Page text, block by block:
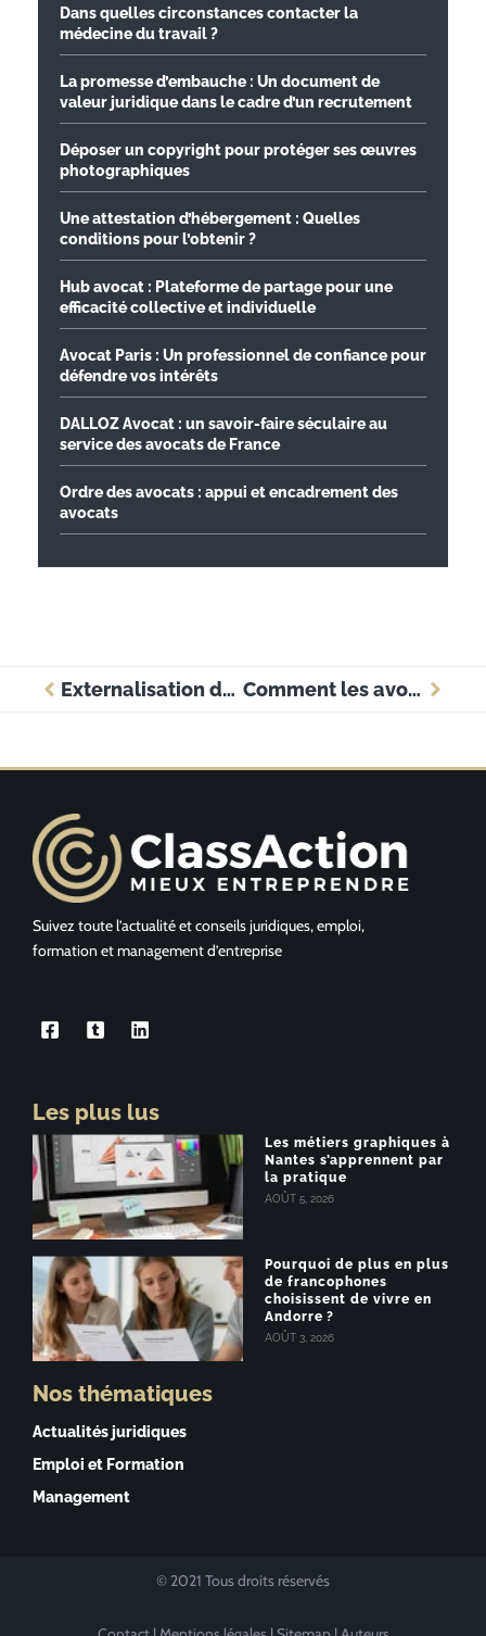
Dans quelles circonstances contacter la
médecine du travail ?
La promesse d’embauche : Un document de
valeur juridique dans le cadre d’un recrutement
Déposer un copyright pour protéger ses œuvres
photographiques
Une attestation d’hébergement : Quelles
conditions pour l’obtenir ?
Hub avocat : Plateforme de partage pour une
efficacité collective et individuelle
Avocat Paris : Un professionnel de confiance pour
défendre vos intérêts
DALLOZ Avocat : un savoir-faire séculaire au
service des avocats de France
Ordre des avocats : appui et encadrement des
avocats
Externalisation de la paie : avantages et défis Comment les avocats peuvent-ils jouer un rôle clé dans la gestion des risques juridiques des entreprises ?
Suivez toute l’actualité et conseils juridiques, emploi,
formation et management d’entreprise
Les plus lus
Les métiers graphiques à
Nantes s’apprennent par
la pratique
AOÛT 5, 2026
Pourquoi de plus en plus
de francophones
choisissent de vivre en
Andorre ?
AOÛT 3, 2026
Nos thématiques
Actualités juridiques
Emploi et Formation
Management
© 2021 Tous droits réservés